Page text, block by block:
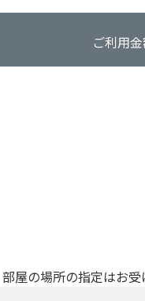
ご利用金
の場所の指定はお受